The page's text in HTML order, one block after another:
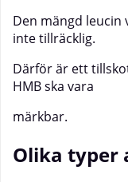
Den mängd leucin
inte tillräcklig.
Därför är ett
HMB ska vara
märkbar.
Olika typer